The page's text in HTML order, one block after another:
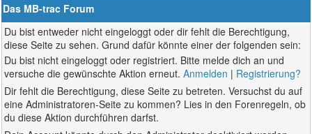
Das MB-trac Forum
Du bist entweder nicht eingeloggt oder dir fehlt die Berechtigung,
diese Seite zu sehen. Grund dafür könnte einer der folgenden sein:
Du bist nicht eingeloggt oder registriert. Bitte melde dich an und
versuche die gewünschte Aktion erneut.Anmelden | Registrierung?
Dir fehlt die Berechtigung, diese Seite zu betreten. Versuchst du auf
eine Administratoren-Seite zu kommen? Lies in den Forenregeln, ob
du diese Aktion durchführen darfst.